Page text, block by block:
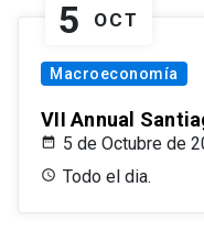
5 OCT
Macroeconomía
VII Annual
5 de Octubre de
Todo el dia.